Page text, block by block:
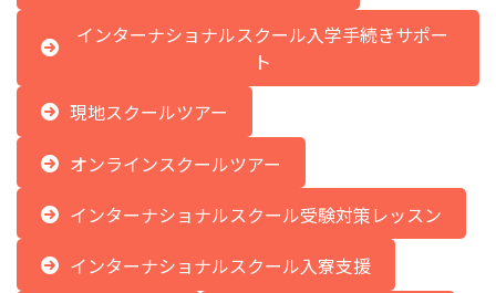
インターナショナルスクール入学手続きサポー
ト
現地スクールツアー
オンラインスクールツアー
インターナショナルスクール受験対策レッスン
インターナショナルスクール入寮支援